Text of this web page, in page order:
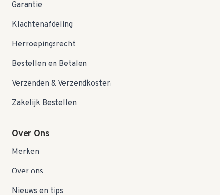
Garantie
Klachtenafdeling
Herroepingsrecht
Bestellen en Betalen
Verzenden & Verzendkosten
Zakelijk Bestellen
Over Ons
Merken
Over ons
Nieuws en tips